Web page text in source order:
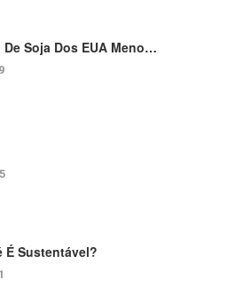
De Soja Dos EUA Meno…
É Sustentável?